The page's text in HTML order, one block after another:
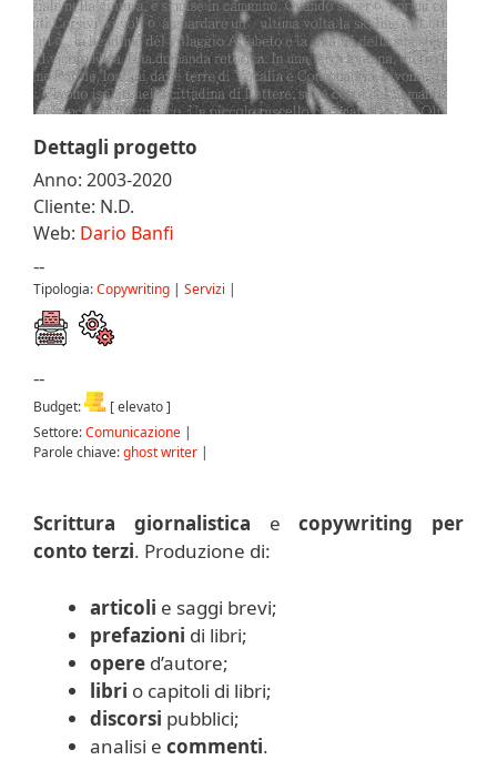
Dettagli progetto
Anno: 2003-2020
Cliente: N.D.
Web: Dario Banfi
--
Tipologia:Copywriting | Servizi |
--
Budget:
[ elevato ]
Settore:Comunicazione |
Parole chiave:ghost writer |
Scrittura giornalistica ecopywriting per
conto terzi. Produzione di:
articoli e saggi brevi;
prefazioni di libri;
opere d’autore;
libri o capitoli di libri;
discorsi pubblici;
analisi e commenti.